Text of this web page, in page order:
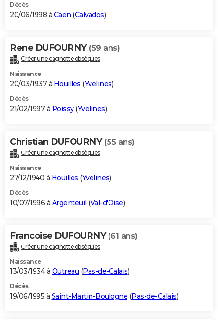
Décès
20/06/1998 à Caen (Calvados)
Rene DUFOURNY (59 ans)
Créer une cagnotte obsèques
Naissance
20/03/1937 à Houilles (Yvelines)
Décès
21/02/1997 à Poissy(Yvelines)
Christian DUFOURNY (55 ans)
Créer une cagnotte obsèques
Naissance
27/12/1940 à Houilles (Yvelines)
Décès
10/07/1996 à Argenteuil (Val-d'Oise)
Francoise DUFOURNY (61 ans)
Créer une cagnotte obsèques
Naissance
13/03/1934 à Outreau (Pas-de-Calais)
Décès
19/06/1995 à Saint-Martin-Boulogne (Pas-de-Calais)